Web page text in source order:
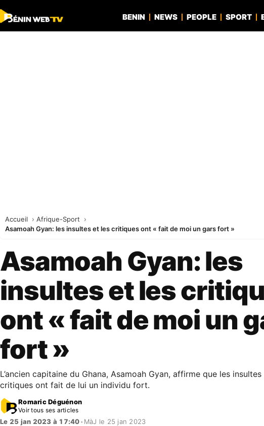
BENIN NEWS PEOPLE SPORT
Accueil
Afrique-Sport
Asamoah Gyan: les insultes et les critiques ont « fait de moi un gars fort »
Asamoah Gyan: les
insultes et les
ont « fait de moi un
fort »
L’ancien capitaine du Ghana, Asamoah Gyan, affirme que les
critiques ont fait de lui un individu fort.
Romaric Déguénon
Voir tous ses articles
Le 25 jan 2023 à 17:40• MàJ le 25 jan 2023